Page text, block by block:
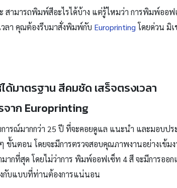
ามารถพิมพ์สีอะไรได้บ้าง แต่รู้ไหมว่า การพิมพ์ออฟ
ลา คุณต้องรีบมาสั่งพิมพ์กับ Europrinting โดยด่วน มิ
มาตรฐาน สีคมชัด เสร็จตรงเวลา
จาก Europrinting
ารณ์มากกว่า 25 ปี ที่จะคอยดูแล แนะนำ และมอบปร
ขั้นตอน โดยจะมีการตรวจสอบคุณภาพงานอย่างเข้ม
ากที่สุด โดยไม่ว่าการ พิมพ์ออฟเซ็ท 4 สี จะมีการออ
กับแบบที่ท่านต้องการแน่นอน